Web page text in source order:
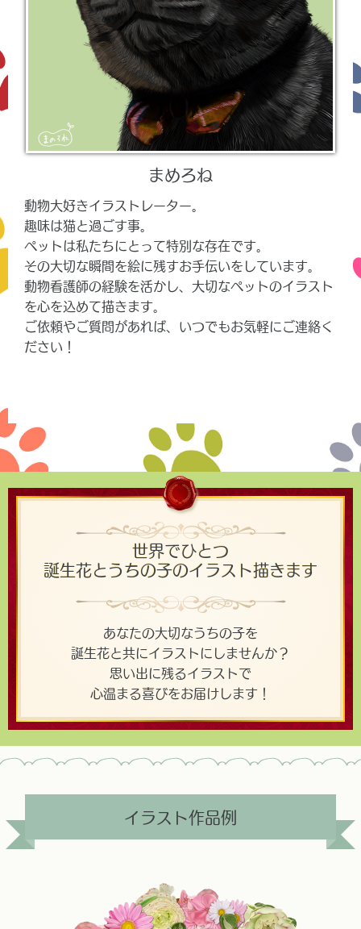
まめろね
動物大好きイラストレーター。
趣味は猫と過ごす事。
ペットは私たちにとって特別な存在です。
その大切な瞬間を絵に残すお手伝いをしています。
動物看護師の経験を活かし、大切なペットのイラスト
を心を込めて描きます。
ご依頼やご質問があれば、いつでもお気軽にご連絡く
ださい！
世界でひとつ
誕生花とうちの子のイラスト描きます
あなたの大切なうちの子を
誕生花と共にイラストにしませんか？
思い出に残るイラストで
心温まる喜びをお届けします！
イラスト作品例